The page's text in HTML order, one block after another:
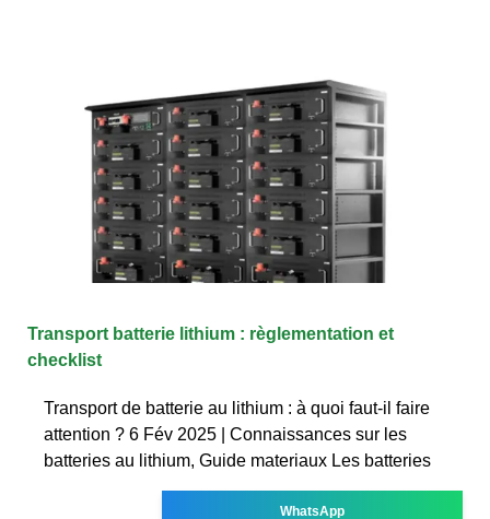
Transport batterie lithium : règlementation et
checklist
Transport de batterie au lithium : à quoi faut-il faire
attention ? 6 Fév 2025 | Connaissances sur les
batteries au lithium, Guide materiaux Les batteries
WhatsApp